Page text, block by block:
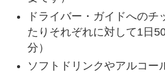
ドライバー・ガイドへのチ
たりそれぞれに対して1日
分）
ソフトドリンクやアルコー